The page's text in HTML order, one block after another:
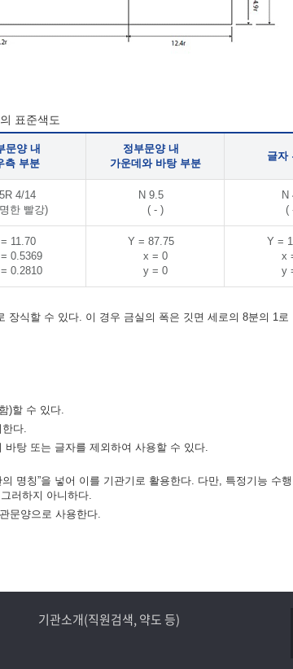
표준색도
문양 내
측 부분
정부문양 내
가운데와 바탕 부분
글자
4/14
한 빨강)
N 9.5
( - )
N
(
11.70
0.5369
0.2810
Y = 87.75
x = 0
y = 0
Y =
x
y
장식할 수 있다. 이 경우 금실의 폭은 깃면 세로의 8분의 1로
)할 수 있다.
다.
탕 또는 글자를 제외하여 사용할 수 있다.
명칭”을 넣어 이를 기관기로 활용한다. 다만, 특정기능 수
러하지 아니하다.
문양으로 사용한다.
기관소개(직원검색, 약도 등)